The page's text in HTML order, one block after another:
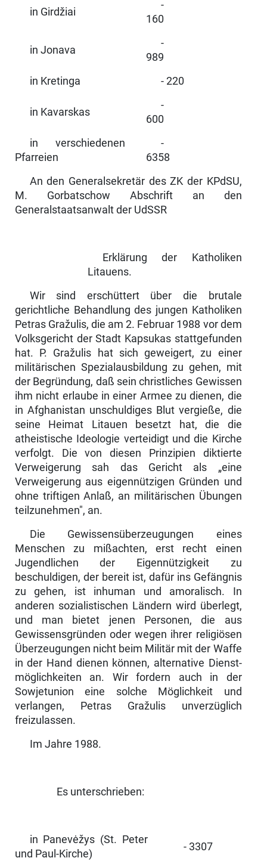
in Girdžiai
-
160
in Jonava
-
989
in Kretinga
- 220
in Kavarskas
-
600
in verschiedenen
Pfarreien
-
6358
An den Generalsekretär des ZK der KPdSU,
M. Gorbatschow Abschrift an den
Generalstaatsanwalt der UdSSR
Erklärung der Katholiken
Litauens.
Wir sind erschüttert über die brutale
gerichtliche Behandlung des jungen Katholiken
Petras Gražulis, die am 2. Februar 1988 vor dem
Volksgericht der Stadt Kapsukas stattgefunden
hat. P. Gražulis hat sich geweigert, zu einer
militärischen Spezialausbildung zu gehen, mit
der Begründung, daß sein christliches Gewissen
ihm nicht erlaube in einer Armee zu dienen, die
in Afghanistan unschuldiges Blut vergieße, die
seine Heimat Litauen besetzt hat, die die
atheistische Ideologie verteidigt und die Kirche
ver­folgt. Die von diesen Prinzipien diktierte
Verweigerung sah das Gericht als „eine
Verweigerung aus eigennützigen Gründen und
ohne triftigen Anlaß, an militärischen Übungen
teilzunehmen", an.
Die Gewissensüberzeugungen eines
Menschen zu mißachten, erst recht einen
Jugendlichen der Eigennützigkeit zu
beschuldigen, der bereit ist, dafür ins Gefängnis
zu gehen, ist inhuman und amoralisch. In
anderen so­zialistischen Ländern wird überlegt,
und man bietet jenen Personen, die aus
Gewissensgründen oder wegen ihrer religiösen
Überzeugungen nicht beim Militär mit der Waffe
in der Hand dienen können, alternative Dienst­
möglichkeiten an. Wir fordern auch in der
Sowjetunion eine solche Mög­lichkeit und
verlangen, Petras Gražulis unverzüglich
freizulassen.
Im Jahre 1988.
Es unterschrieben:
in Panevėžys (St. Peter
und Paul-Kirche)
- 3307